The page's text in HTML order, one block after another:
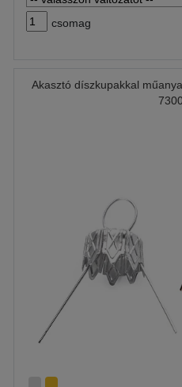
csomag
Akasztó díszkupakkal